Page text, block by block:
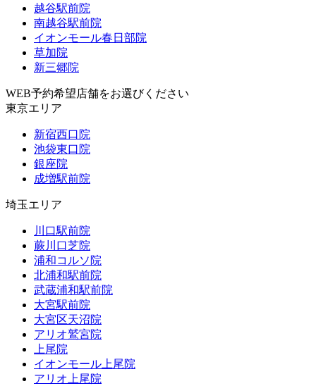
越谷駅前院
南越谷駅前院
イオンモール春日部院
草加院
新三郷院
WEB予約希望店舗をお選びください
東京エリア
新宿西口院
池袋東口院
銀座院
成増駅前院
埼玉エリア
川口駅前院
蕨川口芝院
浦和コルソ院
北浦和駅前院
武蔵浦和駅前院
大宮駅前院
大宮区天沼院
アリオ鷲宮院
上尾院
イオンモール上尾院
アリオ上尾院